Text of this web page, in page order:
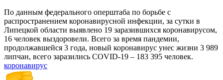
По данным федерального оперштаба по борьбе с
распространением коронавирусной инфекции, за сутки в
Липецкой области выявлено 19 заразившихся коронавирусом,
16 человек выздоровели. Всего за время пандемии,
продолжавшейся 3 года, новый коронавирус унес жизни 3 989
липчан, всего заразились COVID-19 – 183 395 человек.
коронавирус